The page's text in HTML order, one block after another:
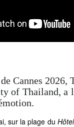
Cannes
of Thailand, a
sur la plage du